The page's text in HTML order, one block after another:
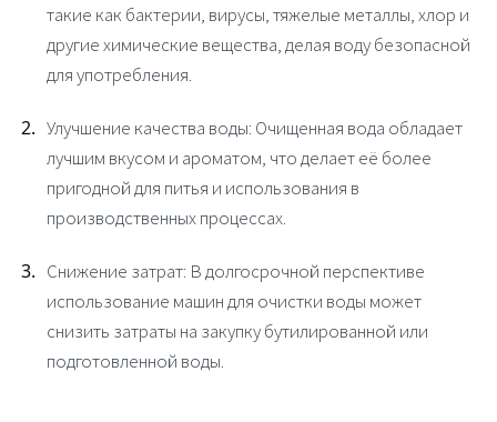
такие как бактерии, вирусы, тяжелые металлы, хлор и
другие химические вещества, делая воду безопасной
для употребления.
Улучшение качества воды: Очищенная вода обладает
лучшим вкусом и ароматом, что делает её более
пригодной для питья и использования в
производственных процессах.
Снижение затрат: В долгосрочной перспективе
использование машин для очистки воды может
снизить затраты на закупку бутилированной или
подготовленной воды.